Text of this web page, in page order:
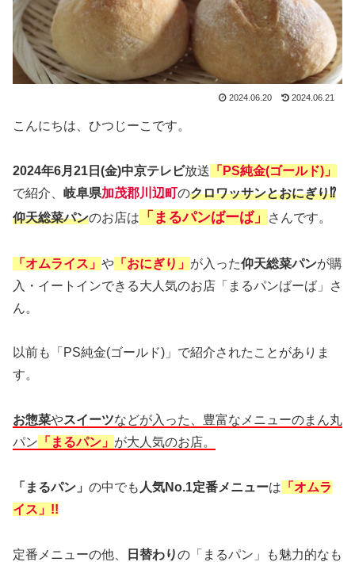
2024.06.20 2024.06.21
こんにちは、ひつじーこです。
2024年6月21日(金)中京テレビ放送 「PS純金(ゴールド)」
で紹介、 岐阜県加茂郡川辺町のクロワッサンとおにぎり⁉
仰天総菜パンのお店は 「まるパンばーば」 さんです。
「オムライス」 や 「おにぎり」 が入った仰天総菜パンが購
入・イートインできる大人気のお店「まるパンばーば」さ
ん。
以前も「PS純金(ゴールド)」で紹介されたことがありま
す。
お惣菜やスイーツなどが入った、豊富なメニューのまん丸
パン 「まるパン」 が大人気のお店。
「まるパン」 の中でも 人気No.1定番メニューは 「オムラ
イス」!!
定番メニューの他、 日替わりの「まるパン」も魅力的なも